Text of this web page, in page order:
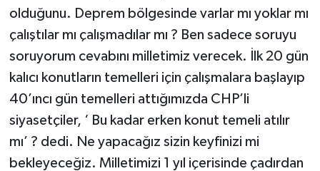
olduğunu. Deprem bölgesinde varlar mı yoklar mı
çalıştılar mı çalışmadılar mı ? Ben sadece soruyu
soruyorum cevabını milletimiz verecek. İlk 20 gün
kalıcı konutların temelleri için çalışmalara başlayıp
40’ıncı gün temelleri attığımızda CHP’li
siyasetçiler, ‘ Bu kadar erken konut temeli atılır
mı’ ? dedi. Ne yapacağız sizin keyfinizi mi
bekleyeceğiz. Milletimizi 1 yıl içerisinde çadırdan